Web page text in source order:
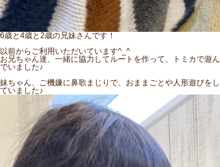
6歳と4歳と2歳の兄妹さんです！
以前からご利用いただいています^_^
お兄ちゃん達、一緒に協力してルートを作って、トミカで遊ん
でいました♪
妹ちゃん、ご機嫌に鼻歌まじりで、おままごとや人形遊びをし
ていました♪